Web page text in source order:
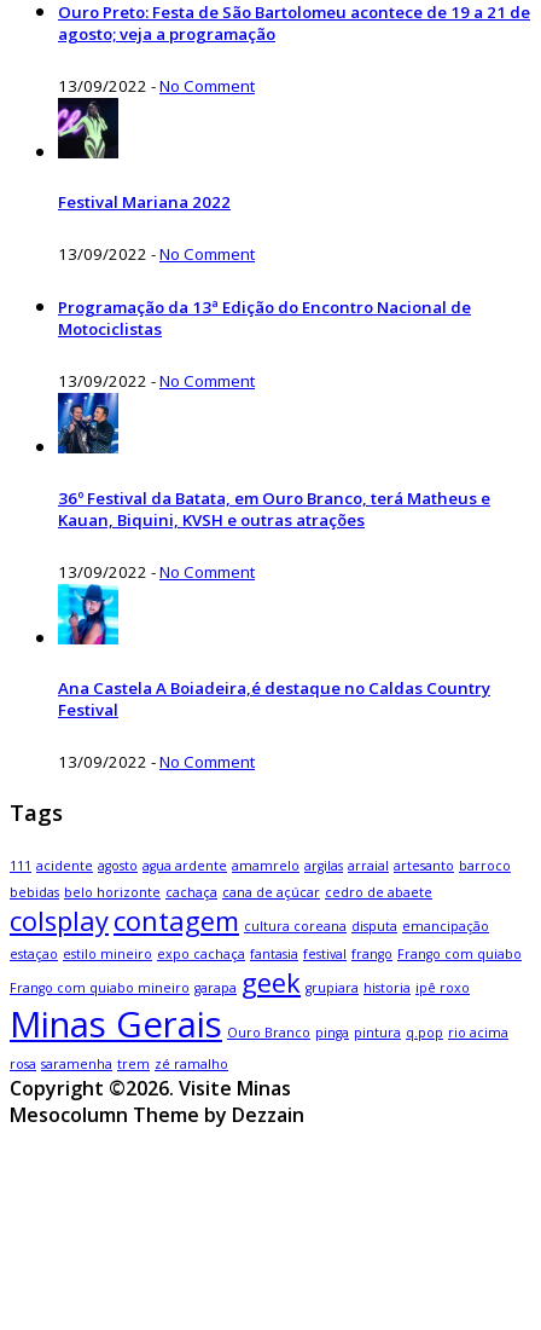
Ouro Preto: Festa de São Bartolomeu acontece de 19 a 21 de
agosto; veja a programação
13/09/2022 -No Comment
Festival Mariana 2022
13/09/2022 -No Comment
Programação da 13ª Edição do Encontro Nacional de
Motociclistas
13/09/2022 -No Comment
36º Festival da Batata, em Ouro Branco, terá Matheus e
Kauan, Biquini, KVSH e outras atrações
13/09/2022 -No Comment
Ana Castela A Boiadeira,é destaque no Caldas Country
Festival
13/09/2022 -No Comment
Tags
111 acidente agosto agua ardente amamrelo argilas arraial artesanto barroco
bebidas belo horizonte cachaça cana de açúcar cedro de abaete
colsplaycontagem cultura coreana disputa emancipação
estaçao estilo mineiro expo cachaça fantasia festival frango Frango com quiabo
Frango com quiabo mineiro garapa geek grupiara historia ipê roxo
Minas Gerais Ouro Branco pinga pintura q.pop rio acima
rosa saramenha trem zé ramalho
Copyright ©2026. Visite Minas
Mesocolumn Theme by Dezzain